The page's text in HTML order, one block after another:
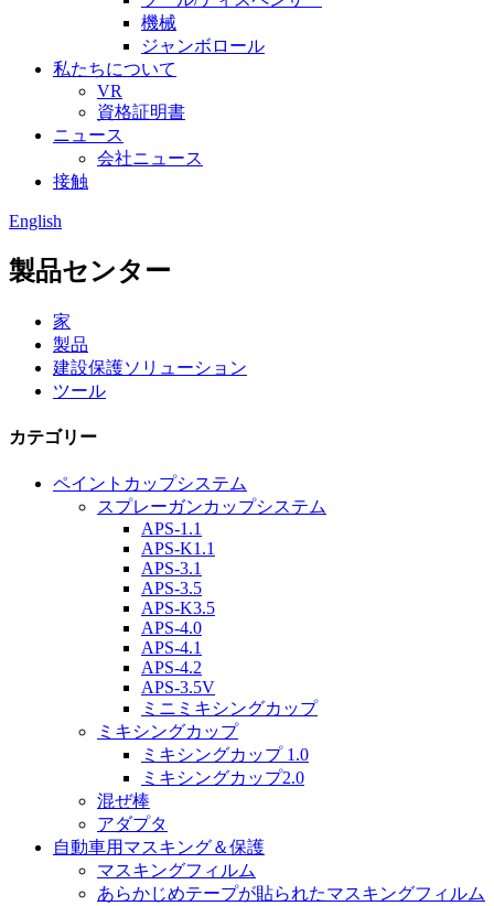
機械
ジャンボロール
私たちについて
VR
資格証明書
ニュース
会社ニュース
接触
English
製品センター
家
製品
建設保護ソリューション
ツール
カテゴリー
ペイントカップシステム
スプレーガンカップシステム
APS-1.1
APS-K1.1
APS-3.1
APS-3.5
APS-K3.5
APS-4.0
APS-4.1
APS-4.2
APS-3.5V
ミニミキシングカップ
ミキシングカップ
ミキシングカップ 1.0
ミキシングカップ2.0
混ぜ棒
アダプタ
自動車用マスキング＆保護
マスキングフィルム
あらかじめテープが貼られたマスキングフィルム